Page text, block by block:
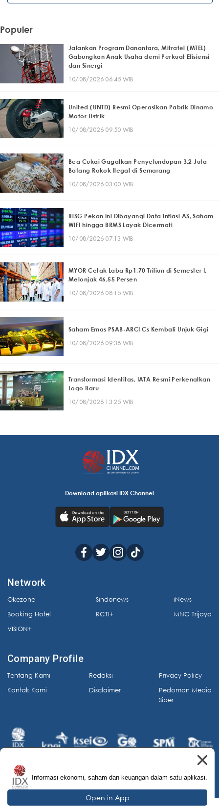
Populer
Jalankan Program Danantara, Mitratel (MTEL)
Gabungkan Anak Usaha demi Perkuat Efisiensi
dan Sinergi
10/08/2026 06:45 WIB
United (UNTD) Resmi Operasikan Pabrik Dinamo
Motor Listrik
10/08/2026 09:50 WIB
Bea Cukai Gagalkan Penyelundupan 3,2 Juta
Batang Rokok Ilegal di Semarang
10/08/2026 03:00 WIB
IHSG Pekan Ini Dibayangi Data Inflasi AS, Saham
WIFI hingga BRMS Layak Dicermati
10/08/2026 07:13 WIB
MYOR Cetak Laba Rp1,70 Triliun di Semester I,
Melonjak 46,55 Persen
10/08/2026 08:15 WIB
Saham Emas PSAB-ARCI Cs Kembali Unjuk Gigi
10/08/2026 09:38 WIB
Transformasi Identitas, IATA Resmi Perkenalkan
Logo Baru
10/08/2026 13:25 WIB
Download aplikasi IDX Channel
Network
Okezone
Booking Hotel
VISION+
Sindonews
RCTI+
iNews
MNC Trijaya
Company Profile
Tentang Kami
Kontak Kami
Redaksi
Disclaimer
Privacy Policy
Pedoman Media
Siber
© 2026 IDX Channel. All Rights Reserved.
Informasi ekonomi, saham dan keuangan dalam satu aplikasi.
Open in App